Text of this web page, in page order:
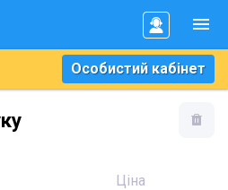
Особистий кабінет
Ціна